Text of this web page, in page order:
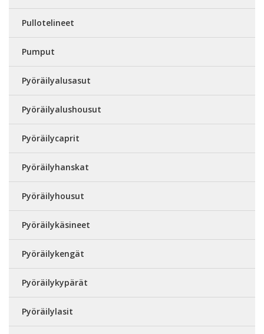
Pullotelineet
Pumput
Pyöräilyalusasut
Pyöräilyalushousut
Pyöräilycaprit
Pyöräilyhanskat
Pyöräilyhousut
Pyöräilykäsineet
Pyöräilykengät
Pyöräilykypärät
Pyöräilylasit